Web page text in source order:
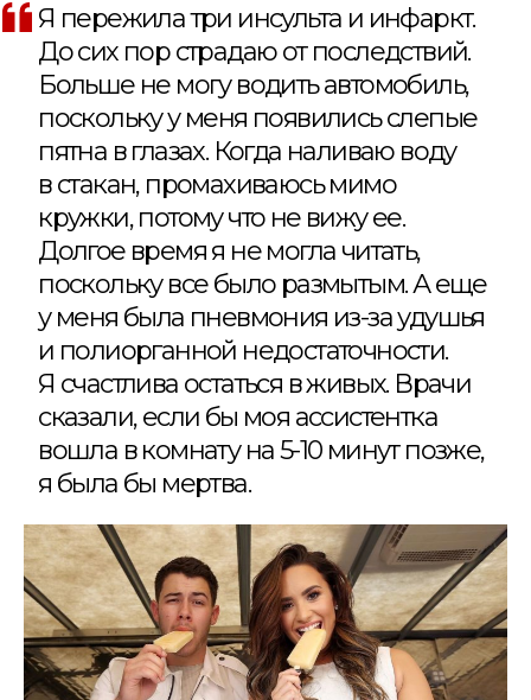
Я пережила три инсульта и инфаркт.
До сих пор страдаю от последствий.
Больше не могу водить автомобиль,
поскольку у меня появились слепые
пятна в глазах. Когда наливаю воду
в стакан, промахиваюсь мимо
кружки, потому что не вижу ее.
Долгое время я не могла читать,
поскольку все было размытым. А еще
у меня была пневмония из-за удушья
и полиорганной недостаточности.
Я счастлива остаться в живых. Врачи
сказали, если бы моя ассистентка
вошла в комнату на 5-10 минут позже,
я была бы мертва.